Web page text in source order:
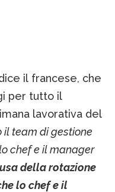
il francese, che
per tutto il
lavorativa del
il team di gestione
chef e il manager
della rotazione
lo chef e il